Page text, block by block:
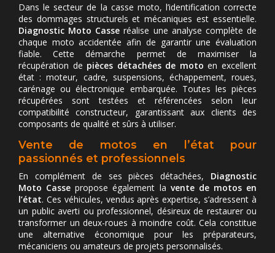
Dans le secteur de la casse moto, l’identification correcte
des dommages structurels et mécaniques est essentielle.
Diagnostic Moto Casseréalise une analyse complète de
chaque moto accidentée afin de garantir une évaluation
fiable. Cette démarche permet de maximiser la
récupération de pièces détachées de moto en excellent
état : moteur, cadre, suspensions, échappement, roues,
carénage ou électronique embarquée. Toutes les pièces
récupérées sont testées et référencées selon leur
compatibilité constructeur, garantissant aux clients des
composants de qualité et sûrs à utiliser.
Vente de motos en l’état pour
passionnés et professionnels
En complément de ses pièces détachées, Diagnostic
Moto Casse propose également la vente de motos en
l’état. Ces véhicules, vendus après expertise, s’adressent à
un public averti ou professionnel, désireux de restaurer ou
transformer un deux-roues à moindre coût. Cela constitue
une alternative économique pour les préparateurs,
mécaniciens ou amateurs de projets personnalisés.